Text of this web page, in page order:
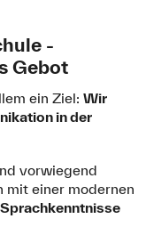
-
Gebot
ein Ziel: Wir
in der
vorwiegend
mit einer modernen
Sprachkenntnisse